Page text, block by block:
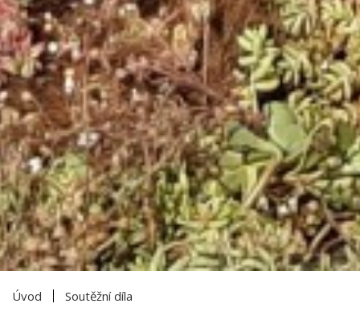
Úvod Soutěžní díla